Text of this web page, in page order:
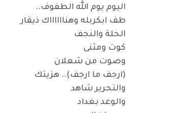
اليوم يوم الله الطفوف..
طف ابكربله وهنااااااك ذيقار
الحلة والنجف
كوت ومثنى
وصوت من شعلان
(ارجف ما ارجف).. هزيتك
والتحرير شاهد
والوعد بغداد